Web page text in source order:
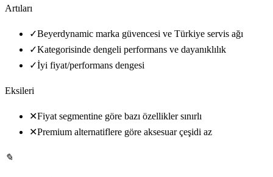
Artıları
✓Beyerdynamic marka güvencesi ve Türkiye servis ağı
✓Kategorisinde dengeli performans ve dayanıklılık
✓İyi fiyat/performans dengesi
Eksileri
✕Fiyat segmentine göre bazı özellikler sınırlı
✕Premium alternatiflere göre aksesuar çeşidi az
✎